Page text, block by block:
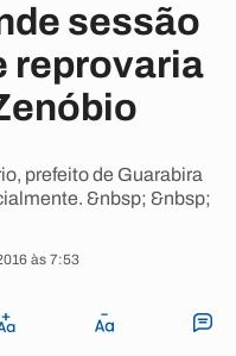
sessão
reprovaria
prefeito de Guarabira
&nbsp; &nbsp;
às 7:53